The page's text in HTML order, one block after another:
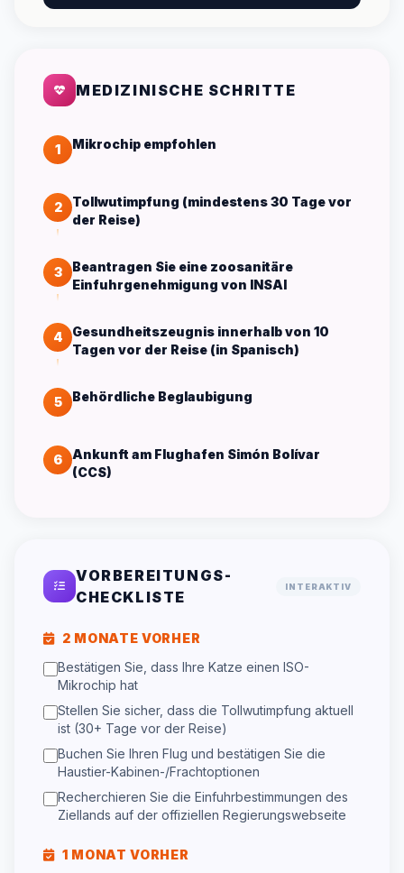
MEDIZINISCHE SCHRITTE
1 Mikrochip empfohlen
2
Tollwutimpfung (mindestens 30 Tage vor
der Reise)
3
Beantragen Sie eine zoosanitäre
Einfuhrgenehmigung von INSAI
4
Gesundheitszeugnis innerhalb von 10
Tagen vor der Reise (in Spanisch)
5 Behördliche Beglaubigung
6
Ankunft am Flughafen Simón Bolívar
(CCS)
VORBEREITUNGS-
CHECKLISTE
INTERAKTIV
2 MONATE VORHER
Bestätigen Sie, dass Ihre Katze einen ISO-
Mikrochip hat
Stellen Sie sicher, dass die Tollwutimpfung aktuell
ist (30+ Tage vor der Reise)
Buchen Sie Ihren Flug und bestätigen Sie die
Haustier-Kabinen-/Frachtoptionen
Recherchieren Sie die Einfuhrbestimmungen des
Ziellands auf der offiziellen Regierungswebseite
1 MONAT VORHER